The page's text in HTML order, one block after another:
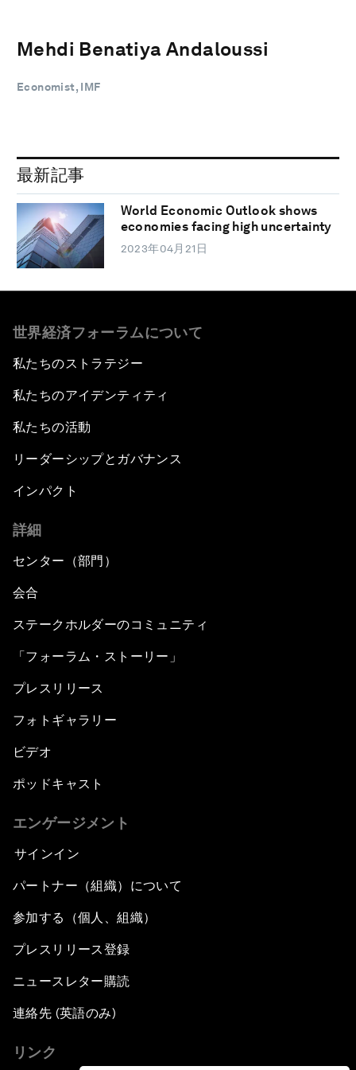
Mehdi Benatiya Andaloussi
Economist, IMF
最新記事
World Economic Outlook shows
economies facing high uncertainty
2023年04月21日
世界経済フォーラムについて
私たちのストラテジー
私たちのアイデンティティ
私たちの活動
リーダーシップとガバナンス
インパクト
詳細
センター（部門）
会合
ステークホルダーのコミュニティ
「フォーラム・ストーリー」
プレスリリース
フォトギャラリー
ビデオ
ポッドキャスト
エンゲージメント
サインイン
パートナー（組織）について
参加する（個人、組織）
プレスリリース登録
ニュースレター購読
連絡先 (英語のみ)
リンク